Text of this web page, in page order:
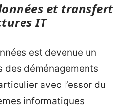
et transfert
IT
est devenue un
des déménagements
avec l’essor du
informatiques